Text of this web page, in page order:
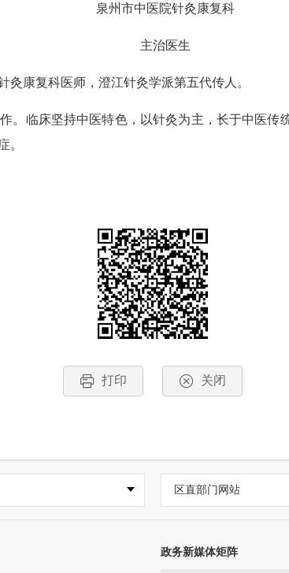
泉州市中医院针灸康复科
主治医生
康复科医师，澄江针灸学派第五代传人。
临床坚持中医特色，以针灸为主，长于中医传
。
打印 关闭
区直部门网站
政务新媒体矩阵